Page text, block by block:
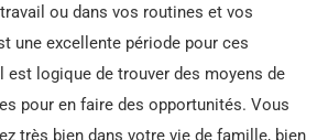
ou dans vos routines et vos
une excellente période pour ces
est logique de trouver des moyens de
pour en faire des opportunités. Vous
très bien dans votre vie de famille, bien